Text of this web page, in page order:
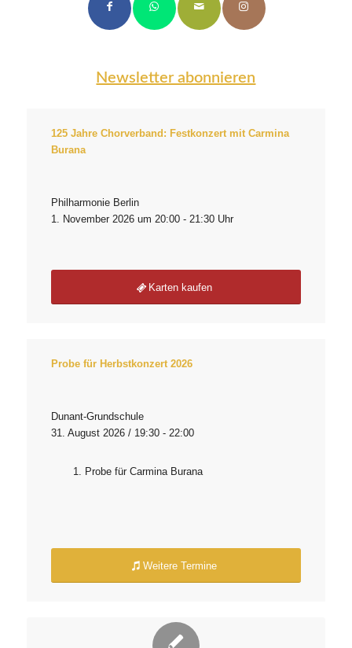
Newsletter abonnieren
125 Jahre Chorverband: Festkonzert mit Carmina
Burana
Philharmonie Berlin
1. November 2026 um 20:00 - 21:30 Uhr
Karten kaufen
Probe für Herbstkonzert 2026
Dunant-Grundschule
31. August 2026 / 19:30 - 22:00
Probe für Carmina Burana
Weitere Termine